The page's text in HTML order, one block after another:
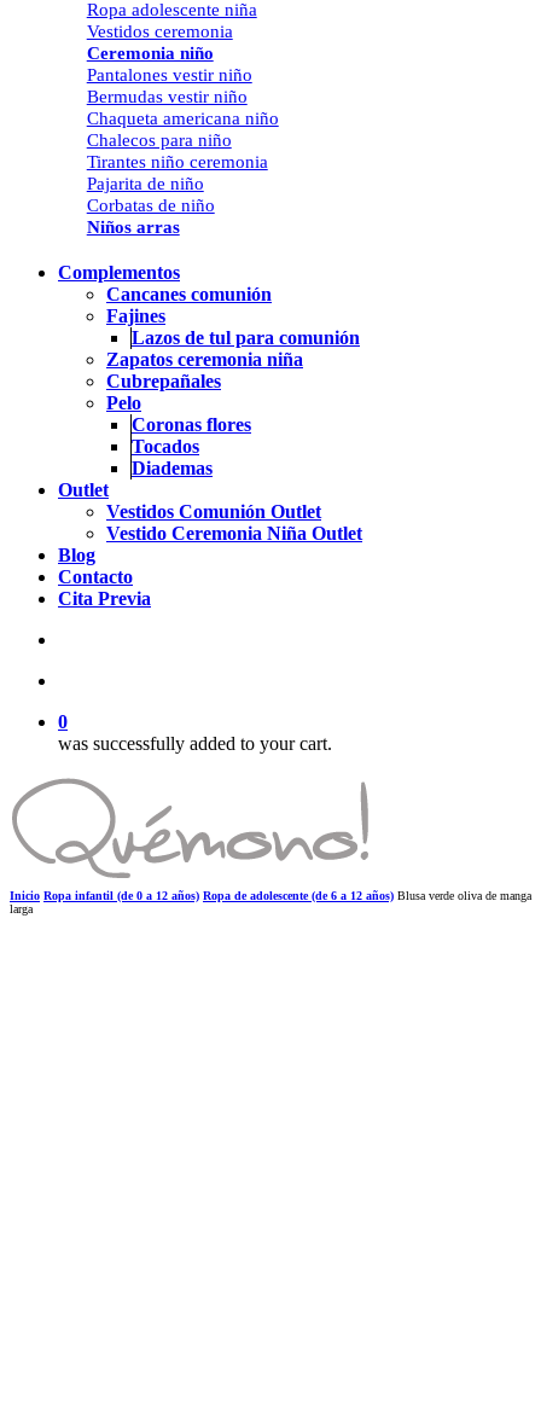
Ropa adolescente niña
Vestidos ceremonia
Ceremonia niño
Pantalones vestir niño
Bermudas vestir niño
Chaqueta americana niño
Chalecos para niño
Tirantes niño ceremonia
Pajarita de niño
Corbatas de niño
Niños arras
Complementos
Cancanes comunión
Fajines
Lazos de tul para comunión
Zapatos ceremonia niña
Cubrepañales
Pelo
Coronas flores
Tocados
Diademas
Outlet
Vestidos Comunión Outlet
Vestido Ceremonia Niña Outlet
Blog
Contacto
Cita Previa
0
was successfully added to your cart.
Inicio Ropa infantil (de 0 a 12 años) Ropa de adolescente (de 6 a 12 años) Blusa verde oliva de manga
larga